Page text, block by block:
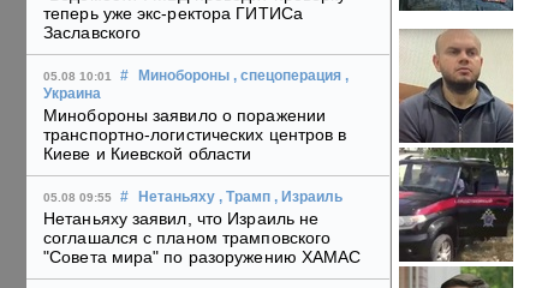
теперь уже экс-ректора ГИТИСа
Заславского
05.08 10:01 # Минобороны , спецоперация ,
Украина
Минобороны заявило о поражении
транспортно-логистических центров в
Киеве и Киевской области
05.08 09:55 # Нетаньяху , Трамп , Израиль
Нетаньяху заявил, что Израиль не
соглашался с планом трамповского
"Совета мира" по разоружению ХАМАС